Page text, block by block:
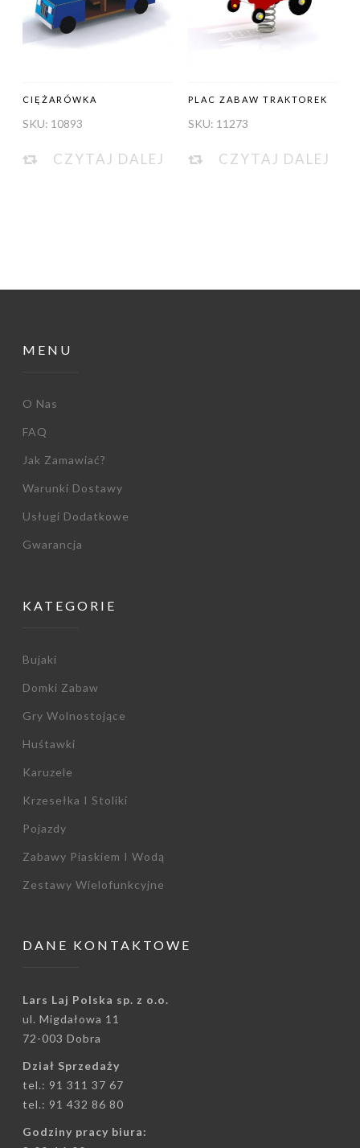
CIĘŻARÓWKA
SKU: 10893
CZYTAJ DALEJ
PLAC ZABAW TRAKTOREK
SKU: 11273
CZYTAJ DALEJ
MENU
O Nas
FAQ
Jak Zamawiać?
Warunki Dostawy
Usługi Dodatkowe
Gwarancja
KATEGORIE
Bujaki
Domki Zabaw
Gry Wolnostojące
Huśtawki
Karuzele
Krzesełka I Stoliki
Pojazdy
Zabawy Piaskiem I Wodą
Zestawy Wielofunkcyjne
DANE KONTAKTOWE
Lars Laj Polska sp. z o.o.
ul. Migdałowa 11
72-003 Dobra
Dział Sprzedaży
tel.: 91 311 37 67
tel.: 91 432 86 80
Godziny pracy biura: